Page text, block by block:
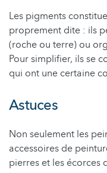
Les pigments
proprement dite : ils
(roche ou terre) ou
Pour simplifier, ils se
qui ont une certaine
Astuces
Non seulement les
accessoires de
pierres et les écorces